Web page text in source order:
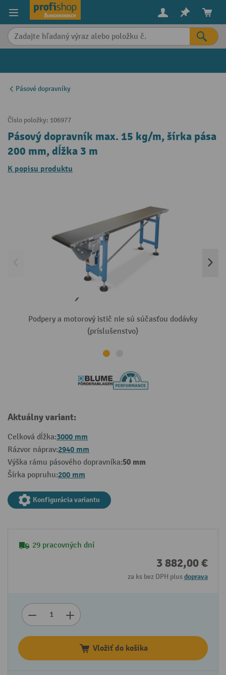
content
Pásové dopravníky
Číslo položky: 106977
Pásový dopravník max. 15 kg/m, šírka pása
200 mm, dĺžka 3 m
K popisu produktu
Podpery a motorový istič nie sú súčasťou dodávky
(príslušenstvo)
Aktuálny variant:
Celková dĺžka:3000 mm
Rázvor náprav:2940 mm
Výška rámu pásového dopravníka:50 mm
Šírka popruhu:200 mm
Konfigurácia variantu
29 pracovných dní
3 882,00 €
za ks bez DPH plusdoprava
Vložiť do košíka